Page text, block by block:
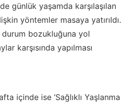
günlük yaşamda karşılaşılan
yöntemler masaya yatırıldı.
durum bozukluğuna yol
karşısında yapılması
içinde ise ‘Sağlıklı Yaşlanma